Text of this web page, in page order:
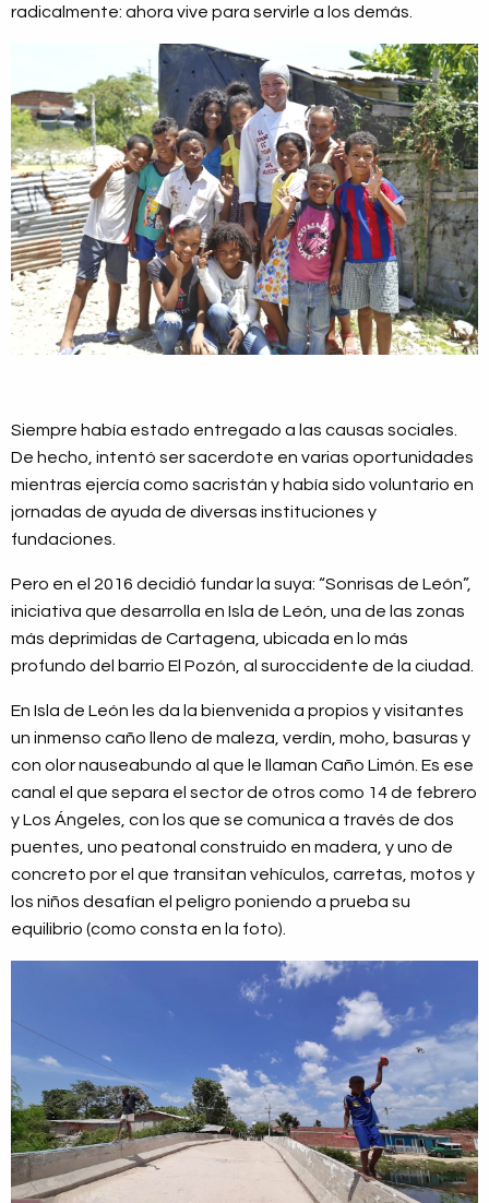
radicalmente: ahora vive para servirle a los demás.
Siempre había estado entregado a las causas sociales.
De hecho, intentó ser sacerdote en varias oportunidades
mientras ejercía como sacristán y había sido voluntario en
jornadas de ayuda de diversas instituciones y
fundaciones.
Pero en el 2016 decidió fundar la suya: “Sonrisas de León”,
iniciativa que desarrolla en Isla de León, una de las zonas
más deprimidas de Cartagena, ubicada en lo más
profundo del barrio El Pozón, al suroccidente de la ciudad.
En Isla de León les da la bienvenida a propios y visitantes
un inmenso caño lleno de maleza, verdín, moho, basuras y
con olor nauseabundo al que le llaman Caño Limón. Es ese
canal el que separa el sector de otros como 14 de febrero
y Los Ángeles, con los que se comunica a través de dos
puentes, uno peatonal construido en madera, y uno de
concreto por el que transitan vehículos, carretas, motos y
los niños desafían el peligro poniendo a prueba su
equilibrio (como consta en la foto).